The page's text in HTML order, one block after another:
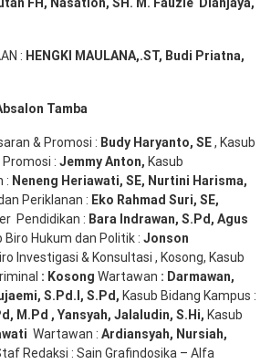
: HENGKI MAULANA,.ST, Budi Priatna,
Tamba
& Promosi : Budy Haryanto, SE, Kasub
Promosi : Jemmy Anton, Kasub
: Neneng Heriawati, SE, Nurtini Harisma,
Periklanan : Eko Rahmad Suri, SE,
Pendidikan : Bara Indrawan, S.Pd , Agus
Biro Hukum dan Politik : Jonson
Investigasi & Konsultasi , Kosong, Kasub
: Kosong Wartawan : Darmawan,
S.Pd.I, S.Pd , Kasub Bidang Kampus :
, M.Pd , Yansyah, Jalaludin, S.Hi, Kasub
Wartawan : Ardiansyah, Nursiah,
Redaksi : Sain Grafindosika – Alfa